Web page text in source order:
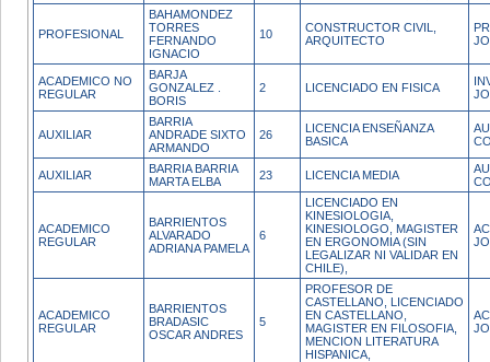
PROFESIONAL
BAHAMONDEZ
TORRES
FERNANDO
IGNACIO
10
CONSTRUCTOR CIVIL,
ARQUITECTO
ACADEMICO NO
REGULAR
BARJA
GONZALEZ .
BORIS
2 LICENCIADO EN FISICA
AUXILIAR
BARRIA
ANDRADE SIXTO
ARMANDO
26
LICENCIA ENSEÑANZA
BASICA
AUXILIAR
BARRIA BARRIA
MARTA ELBA
23 LICENCIA MEDIA
ACADEMICO
REGULAR
BARRIENTOS
ALVARADO
ADRIANA PAMELA
6
LICENCIADO EN
KINESIOLOGIA,
KINESIOLOGO, MAGISTER
EN ERGONOMIA (SIN
LEGALIZAR NI VALIDAR EN
CHILE),
ACADEMICO
REGULAR
BARRIENTOS
BRADASIC
OSCAR ANDRES
5
PROFESOR DE
CASTELLANO, LICENCIADO
EN CASTELLANO,
MAGISTER EN FILOSOFIA,
MENCION LITERATURA
HISPANICA,